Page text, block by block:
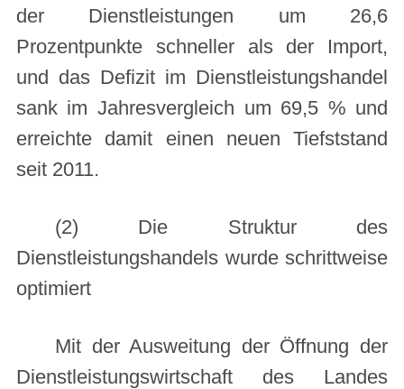
der Dienstleistungen um 26,6
Prozentpunkte schneller als der Import,
und das Defizit im Dienstleistungshandel
sank im Jahresvergleich um 69,5 % und
erreichte damit einen neuen Tiefststand
seit 2011.
(2) Die Struktur des
Dienstleistungshandels wurde schrittweise
optimiert
Mit der Ausweitung der Öffnung der
Dienstleistungswirtschaft des Landes